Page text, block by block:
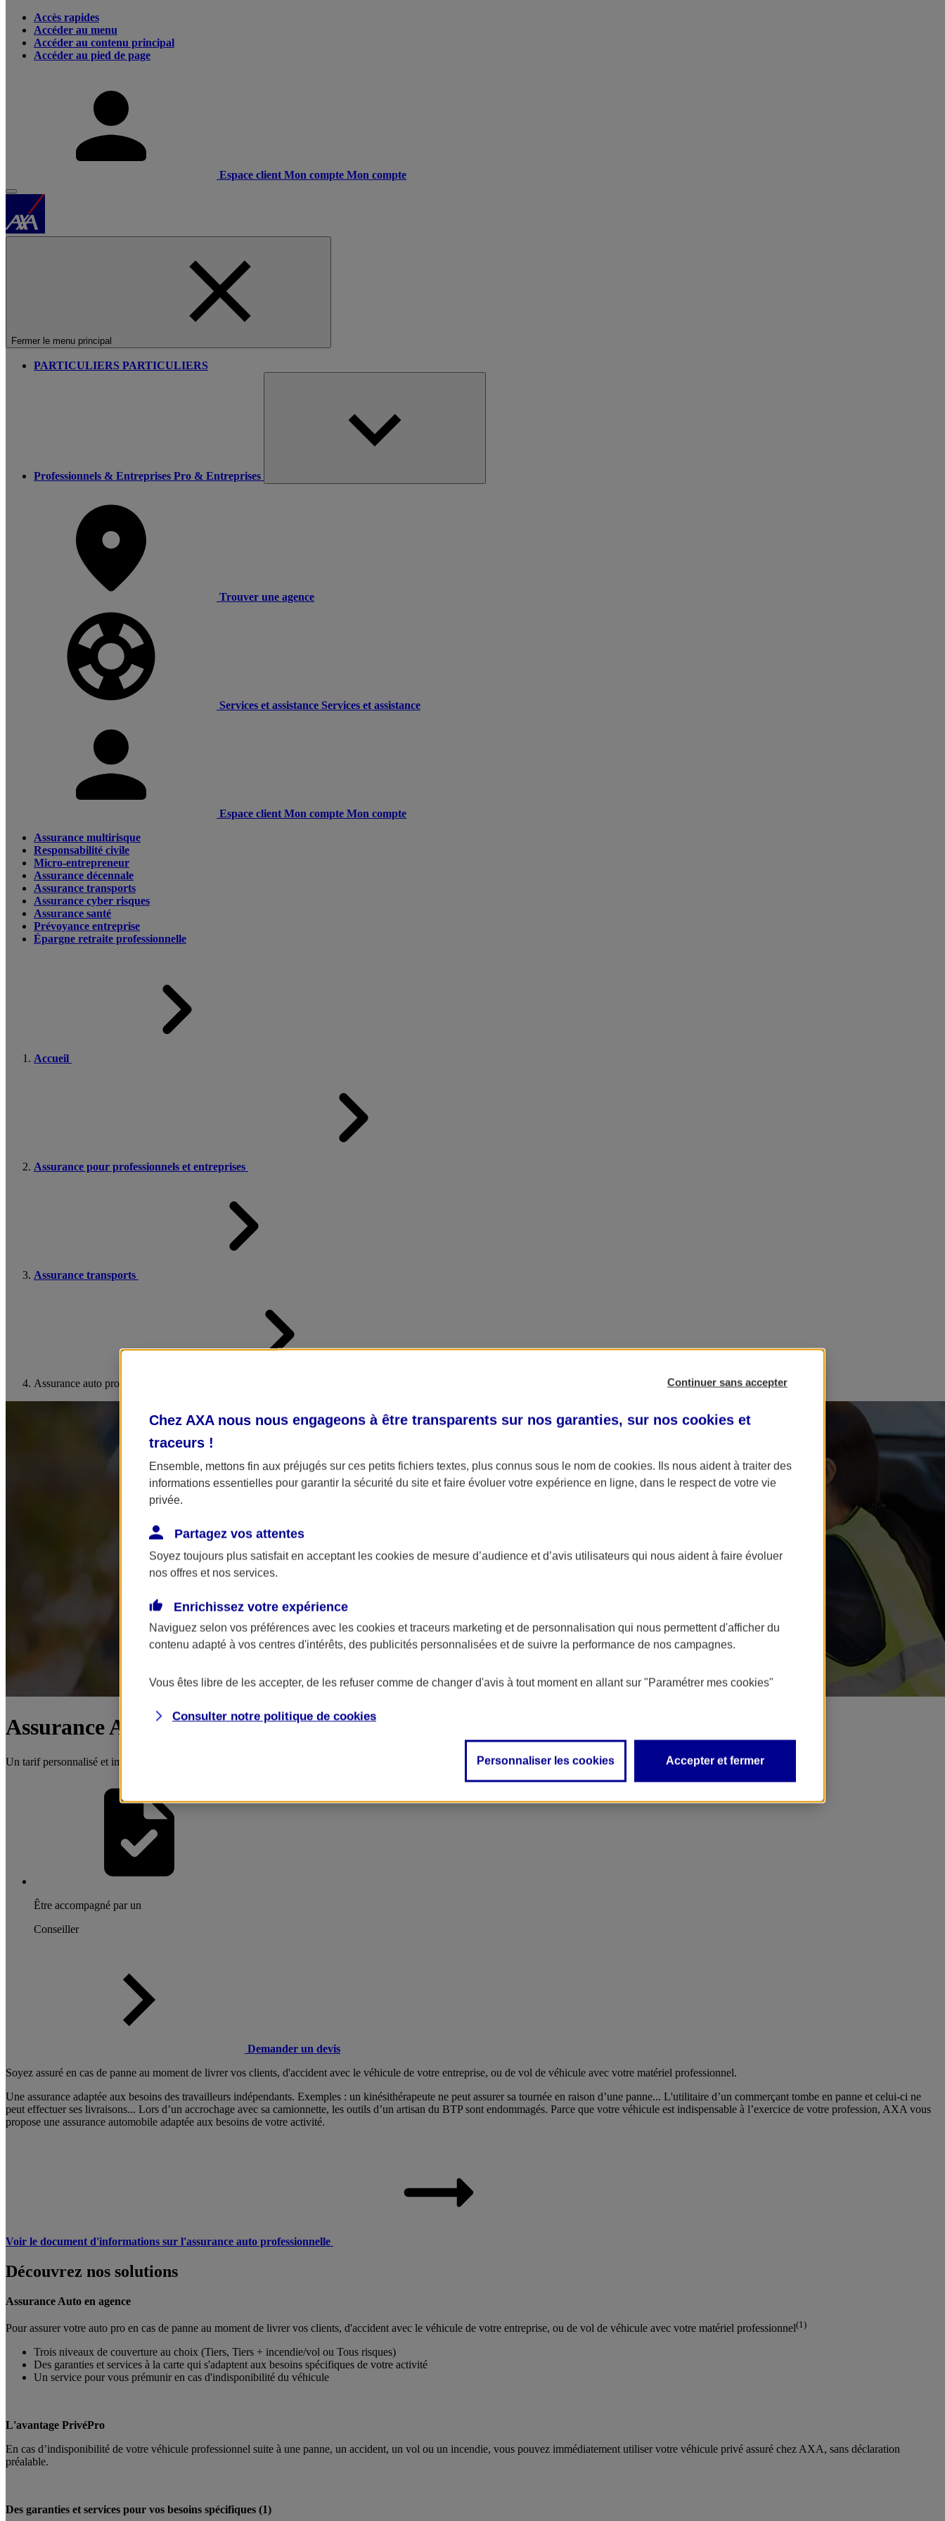
Accès rapides
Accéder au menu
Accéder au contenu principal
Accéder au pied de page
Espace client Mon compte Mon compte
Fermer le menu principal
PARTICULIERS PARTICULIERS
Professionnels & Entreprises Pro & Entreprises
Trouver une agence
Services et assistance Services et assistance
Espace client Mon compte Mon compte
Assurance multirisque
Responsabilité civile
Micro-entrepreneur
Assurance décennale
Assurance transports
Assurance cyber risques
Assurance santé
Prévoyance entreprise
Épargne retraite professionnelle
Accueil
Assurance pour professionnels et entreprises
Assurance transports
Assurance auto professionnelle
Assurance Auto Professionnelle
Un tarif personnalisé et immédiat, une offre modulable qui s'adapte à votre budget et des packs d'options sur mesure
Être accompagné par un
Conseiller
Demander un devis
Soyez assuré en cas de panne au moment de livrer vos clients, d'accident avec le véhicule de votre entreprise, ou de vol de véhicule avec votre matériel professionnel.
Une assurance adaptée aux besoins des travailleurs indépendants. Exemples : un kinésithérapeute ne peut assurer sa tournée en raison d’une panne... L'utilitaire d’un commerçant tombe en panne et celui-ci ne
peut effectuer ses livraisons... Lors d’un accrochage avec sa camionnette, les outils d’un artisan du BTP sont endommagés. Parce que votre véhicule est indispensable à l’exercice de votre profession, AXA vous
propose une assurance automobile adaptée aux besoins de votre activité.
Voir le document d'informations sur l'assurance auto professionnelle
Découvrez nos solutions
Assurance Auto en agence
Pour assurer votre auto pro en cas de panne au moment de livrer vos clients, d'accident avec le véhicule de votre entreprise, ou de vol de véhicule avec votre matériel professionnel(1)
Trois niveaux de couverture au choix (Tiers, Tiers + incendie/vol ou Tous risques)
Des garanties et services à la carte qui s'adaptent aux besoins spécifiques de votre activité
Un service pour vous prémunir en cas d'indisponibilité du véhicule
L'avantage PrivéPro
En cas d’indisponibilité de votre véhicule professionnel suite à une panne, un accident, un vol ou un incendie, vous pouvez immédiatement utiliser votre véhicule privé assuré chez AXA, sans déclaration
préalable.
Des garanties et services pour vos besoins spécifiques (1)
Continuer sans accepter
Chez AXA nous nous engageons à être transparents sur nos garanties, sur nos cookies et
traceurs !
Ensemble, mettons fin aux préjugés sur ces petits fichiers textes, plus connus sous le nom de cookies. Ils nous aident à traiter des
informations essentielles pour garantir la sécurité du site et faire évoluer votre expérience en ligne, dans le respect de votre vie
privée.
Partagez vos attentes
Soyez toujours plus satisfait en acceptant les cookies de mesure d’audience et d’avis utilisateurs qui nous aident à faire évoluer
nos offres et nos services.
Enrichissez votre expérience
Naviguez selon vos préférences avec les cookies et traceurs marketing et de personnalisation qui nous permettent d'afficher du
contenu adapté à vos centres d'intérêts, des publicités personnalisées et de suivre la performance de nos campagnes.
Vous êtes libre de les accepter, de les refuser comme de changer d'avis à tout moment en allant sur "Paramétrer mes cookies"
Consulter notre politique de cookies
Personnaliser les cookies Accepter et fermer